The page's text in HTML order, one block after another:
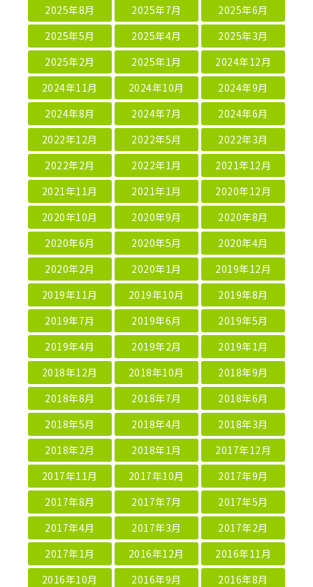
2025年8月
2025年7月
2025年6月
2025年5月
2025年4月
2025年3月
2025年2月
2025年1月
2024年12月
2024年11月
2024年10月
2024年9月
2024年8月
2024年7月
2024年6月
2022年12月
2022年5月
2022年3月
2022年2月
2022年1月
2021年12月
2021年11月
2021年1月
2020年12月
2020年10月
2020年9月
2020年8月
2020年6月
2020年5月
2020年4月
2020年2月
2020年1月
2019年12月
2019年11月
2019年10月
2019年8月
2019年7月
2019年6月
2019年5月
2019年4月
2019年2月
2019年1月
2018年12月
2018年10月
2018年9月
2018年8月
2018年7月
2018年6月
2018年5月
2018年4月
2018年3月
2018年2月
2018年1月
2017年12月
2017年11月
2017年10月
2017年9月
2017年8月
2017年7月
2017年5月
2017年4月
2017年3月
2017年2月
2017年1月
2016年12月
2016年11月
2016年10月
2016年9月
2016年8月